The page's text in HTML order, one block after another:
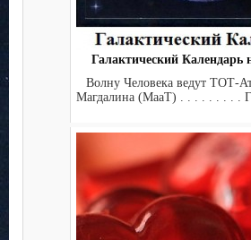
Галактический Календарь
Волну Человека ведут ТОТ-
Магдалина (МааТ) . . . . . . . . .